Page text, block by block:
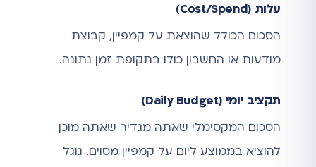
עלות (Cost/Spend)
הסכום הכולל שהוצאת על קמפיין, קבוצת
מודעות או החשבון כולו בתקופת זמן נתונה.
תקציב יומי (Daily Budget)
הסכום המקסימלי שאתה מגדיר שאתה מוכן
להוציא בממוצע ליום על קמפיין מסוים. גוגל